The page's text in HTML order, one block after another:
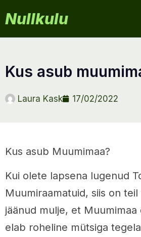
Nullkulu
kus asub
Laura Kask 17/02/2022
Kus asub Muumimaa?
Kui olete lapsena lugenud
Muumiraamatuid, siis on
jäänud mulje, et Muumimaa
elab roheline mütsiga